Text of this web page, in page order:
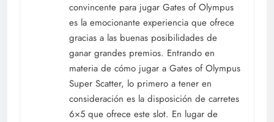
convincente para jugar Gates of Olympus
es la emocionante experiencia que ofrece
gracias a las buenas posibilidades de
ganar grandes premios. Entrando en
materia de cómo jugar a Gates of Olympus
Super Scatter, lo primero a tener en
consideración es la disposición de carretes
6×5 que ofrece este slot. En lugar de